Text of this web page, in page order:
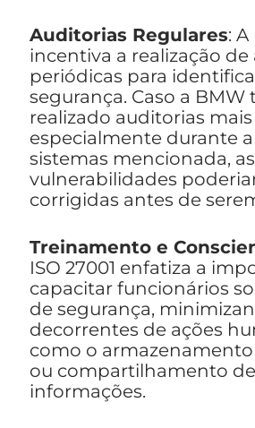
Auditorias Regulares:
incentiva a realização
periódicas para
segurança. Caso a BMW
realizado auditorias
especialmente durante
sistemas mencionada, as
vulnerabilidades
corrigidas antes de
Treinamento e
ISO 27001 enfatiza a
capacitar funcionários
de segurança,
decorrentes de ações
como o
ou compartilhamento de
informações.